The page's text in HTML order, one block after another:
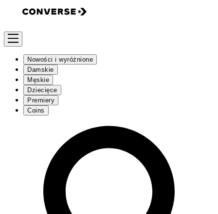
Nowości i wyróżnione
Damskie
Męskie
Dziecięce
Premiery
Coins